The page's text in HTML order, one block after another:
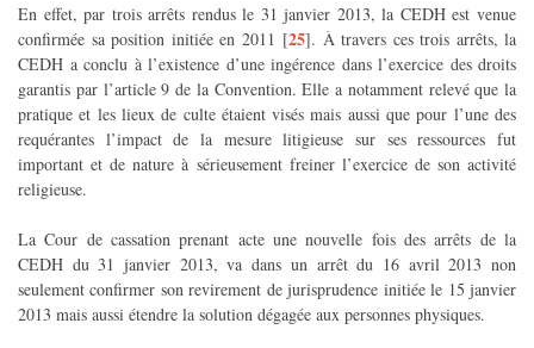
En effet, par trois arrêts rendus le 31 janvier 2013, la CEDH est venue
confirmée sa position initiée en 2011 [25]. À travers ces trois arrêts, la
CEDH a conclu à l’existence d’une ingérence dans l’exercice des droits
garantis par l’article 9 de la Convention. Elle a notamment relevé que la
pratique et les lieux de culte étaient visés mais aussi que pour l’une des
requérantes l’impact de la mesure litigieuse sur ses ressources fut
important et de nature à sérieusement freiner l’exercice de son activité
religieuse.
La Cour de cassation prenant acte une nouvelle fois des arrêts de la
CEDH du 31 janvier 2013, va dans un arrêt du 16 avril 2013 non
seulement confirmer son revirement de jurisprudence initiée le 15 janvier
2013 mais aussi étendre la solution dégagée aux personnes physiques.